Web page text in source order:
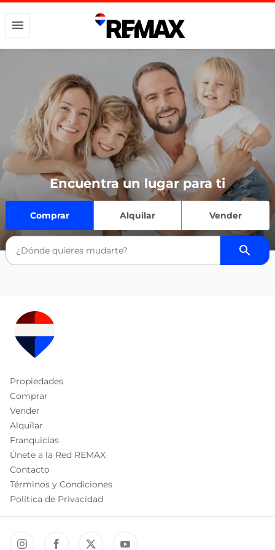
Encuentra un lugar para ti
Comprar Alquilar Vender
Propiedades
Comprar
Vender
Alquilar
Franquicias
Únete a la Red REMAX
Contacto
Términos y Condiciones
Política de Privacidad